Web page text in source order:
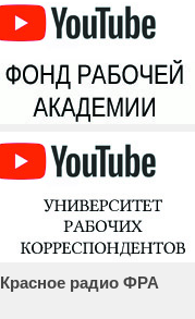
Красное радио ФРА